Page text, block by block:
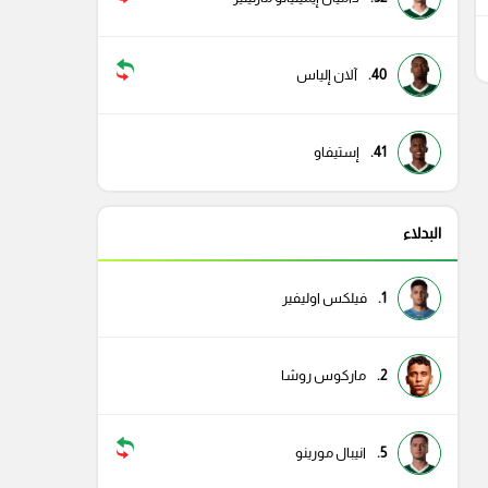
40. آلان إلياس
41. إستيفاو
البدلاء
1. فيلكس اوليفير
2. ماركوس روشا
5. انيبال مورينو